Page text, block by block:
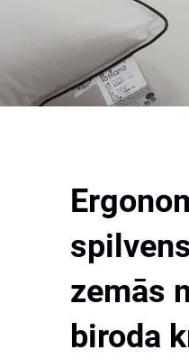
zemās
biroda